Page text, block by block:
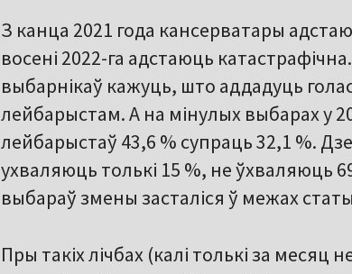
З канца 2021 года кансерватары
восені 2022-га адстаюць
выбарнікаў кажуць, што аддадуць
лейбарыстам. А на мінулых выбарах у
лейбарыстаў 43,6 % супраць 32,1 %.
ухваляюць толькі 15 %, не ўхваляюць
выбараў змены засталіся ў межах
Пры такіх лічбах (калі толькі за